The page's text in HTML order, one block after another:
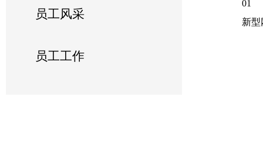
员工风采
员工工作
01
新型